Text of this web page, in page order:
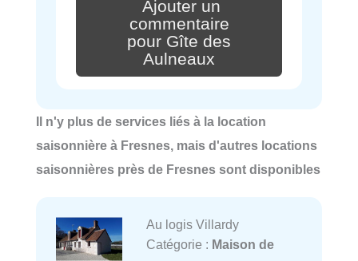
Ajouter un
commentaire
pour Gîte des
Aulneaux
Il n'y plus de services liés à la location
saisonnière à Fresnes, mais d'autres locations
saisonnières près de Fresnes sont disponibles
Au logis Villardy
Catégorie : Maison de